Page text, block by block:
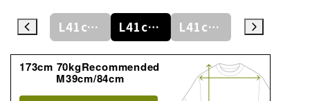
L41cm/78cm L41cm/80cm L41cm/82cm L41cm/84cm
173cm 70kgRecommended
M39cm/84cm